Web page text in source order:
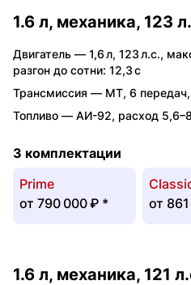
1.6 л, механика, 123
Двигатель — 1,6 л, 123 л.с.,
разгон до сотни: 12,3 с
Трансмиссия — MT, 6 передач,
Топливо — АИ-92, расход
3 комплектации
Prime
от 790 000 ₽ *
от
1.6 л, механика, 121